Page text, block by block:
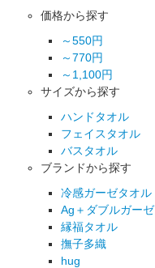
価格から探す
～550円
～770円
～1,100円
サイズから探す
ハンドタオル
フェイスタオル
バスタオル
ブランドから探す
冷感ガーゼタオル
Ag＋ダブルガーゼ
縁福タオル
撫子多織
hug